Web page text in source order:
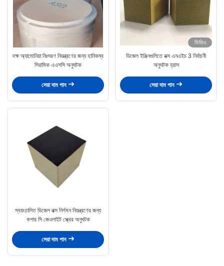
দক্ষ অ্যামোনিয়া নিঃসরণ নিয়ন্ত্রণের জন্য হানিকম্ব
সিরামিক এএসসি অনুঘটক
সেরা দাম পান
ভিডিও
ডিজেল ইঞ্জিনগুলিতে নক্স এনএইচ 3 নির্বাচনী
অনুঘটক হ্রাস
সেরা দাম পান
স্বয়ংচালিত ডিজেল নক্স নির্গমন নিয়ন্ত্রণের জন্য
কপার সি জেওলাইট স্ক্রের অনুঘটক
সেরা দাম পান